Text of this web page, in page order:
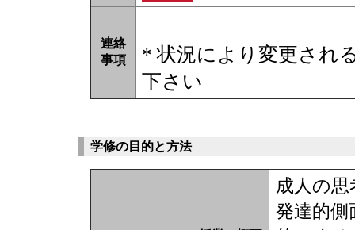
連絡
事項
* 状況により変更され
下さい
学修の目的と方法
成人の
発達的側